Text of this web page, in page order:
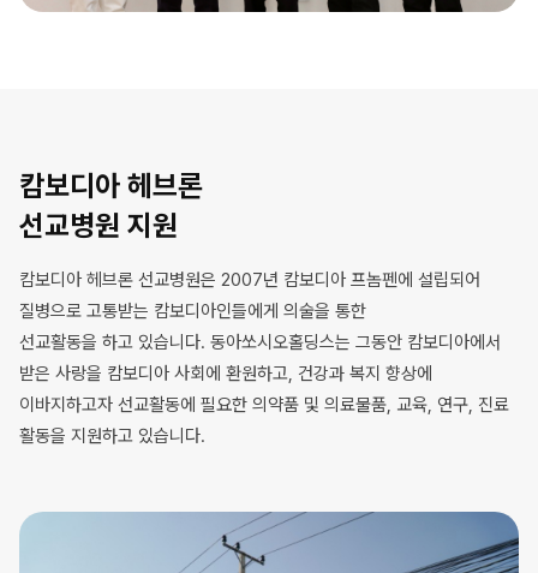
캄보디아 헤브론
선교병원 지원
캄보디아 헤브론 선교병원은 2007년 캄보디아 프놈펜에 설립되어
질병으로 고통받는 캄보디아인들에게 의술을 통한
선교활동을 하고 있습니다. 동아쏘시오홀딩스는 그동안 캄보디아에서
받은 사랑을 캄보디아 사회에 환원하고, 건강과 복지 향상에
이바지하고자 선교활동에 필요한 의약품 및 의료물품, 교육, 연구, 진료
활동을 지원하고 있습니다.